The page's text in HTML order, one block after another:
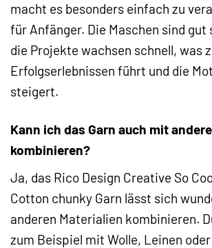
macht es besonders einfach zu
für Anfänger. Die Maschen sind gut
die Projekte wachsen schnell, was
Erfolgserlebnissen führt und die
steigert.
Kann ich das Garn auch mit
kombinieren?
Ja, das Rico Design Creative So
Cotton chunky Garn lässt sich
anderen Materialien kombinieren.
zum Beispiel mit Wolle, Leinen